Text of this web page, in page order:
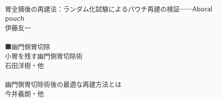
胃全摘後の再建法：ランダム化試験によるパウチ再建の検証──Aboral
pouch
伊藤友一
■幽門側胃切除
小胃を残す幽門側胃切除術
石田洋樹・他
幽門側胃切除術後の最適な再建方法とは
今井義朗・他